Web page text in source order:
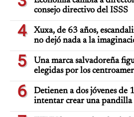
consejo directivo del ISSS
4
Xuxa, de 63 años,
no dejó nada a la
5
Una marca salvadoreña
elegidas por los
6
Detienen a dos jóvenes de
intentar crear una pandilla